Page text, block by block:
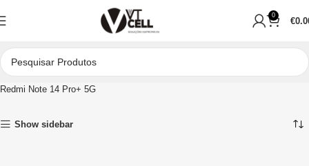
0
€
Início Peças para Reparações Telemóveis Xiaomi Serie Redmi Note
Redmi Note 14 Pro+ 5G
Show sidebar